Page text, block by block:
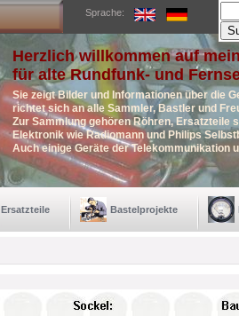
Sprache:
Herzlich willkommen auf
für alte Rundfunk- und
Sie zeigt Bilder und Informationen über die
richtet sich an alle Sammler, Bastler und
Zur Sammlung gehören Röhren, Ersatzteile
Elektronik wie Radiomann und Philips
Auch einige Geräte der Telekommunikation
Ersatzteile Bastelprojekte